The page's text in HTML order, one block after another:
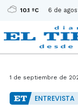
10.1 ºC 6 de
1 de septiembre de
ENTREVISTA